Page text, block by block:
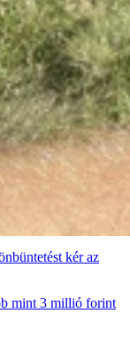
kér az
mint 3 millió forint